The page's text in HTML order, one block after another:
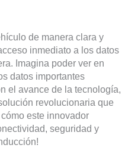
de manera clara y
inmediato a los datos
Imagina poder ver en
datos importantes
el avance de la tecnología,
revolucionaria que
este innovador
seguridad y